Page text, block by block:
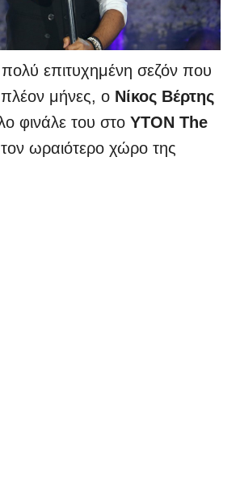
επιτυχημένη σεζόν που
μήνες, ο Νίκος Βέρτης
φινάλε του στο YTON The
ωραιότερο χώρο της